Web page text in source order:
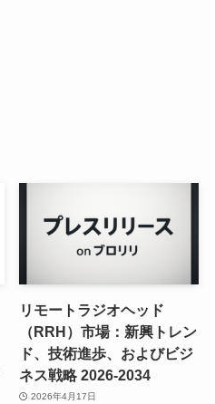
リモートラジオヘッド
（RRH）市場：新興トレン
ド、技術進歩、およびビジ
ネス戦略 2026-2034
2026年4月17日